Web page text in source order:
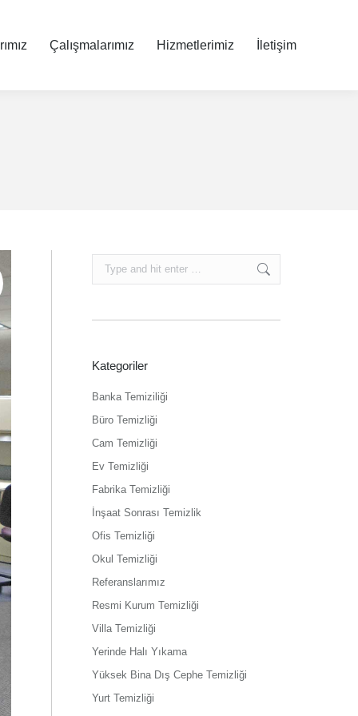
Çalışmalarımız Hizmetlerimiz İletişim
Search:
Kategoriler
Banka Temiziliği
Büro Temizliği
Cam Temizliği
Ev Temizliği
Fabrika Temizliği
İnşaat Sonrası Temizlik
Ofis Temizliği
Okul Temizliği
Referanslarımız
Resmi Kurum Temizliği
Villa Temizliği
Yerinde Halı Yıkama
Yüksek Bina Dış Cephe Temizliği
Yurt Temizliği
Çalışmalarımız Hizmetlerimiz İletişim